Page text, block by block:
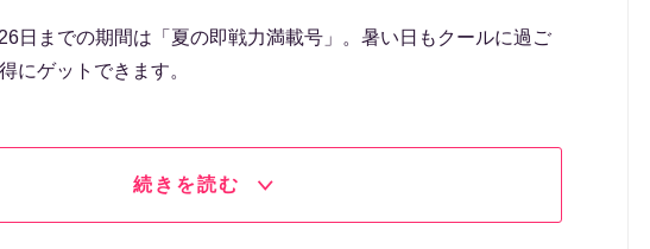
日までの期間は「夏の即戦力満載号」。暑い日もクールに過ご
にゲットできます。
続きを読む